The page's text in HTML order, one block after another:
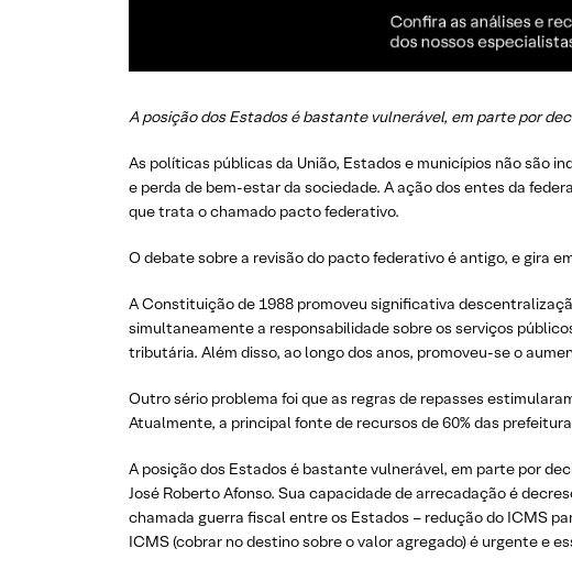
A posição dos Estados é bastante vulnerável, em parte por
As políticas públicas da União, Estados e municípios não são
e perda de bem-estar da sociedade. A ação dos entes da
que trata o chamado pacto federativo.
O debate sobre a revisão do pacto federativo é antigo, e gira
A Constituição de 1988 promoveu significativa
simultaneamente a responsabilidade sobre os serviços
tributária. Além disso, ao longo dos anos, promoveu-se o
Outro sério problema foi que as regras de repasses
Atualmente, a principal fonte de recursos de 60% das
A posição dos Estados é bastante vulnerável, em parte por
José Roberto Afonso. Sua capacidade de arrecadação é
chamada guerra fiscal entre os Estados – redução do ICMS
ICMS (cobrar no destino sobre o valor agregado) é urgente e